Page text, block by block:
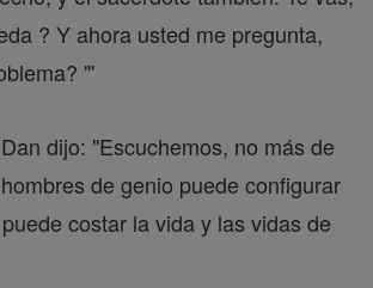
? Y ahora usted me pregunta,
"'
dijo: "Escuchemos, no más de
de genio puede configurar
costar la vida y las vidas de